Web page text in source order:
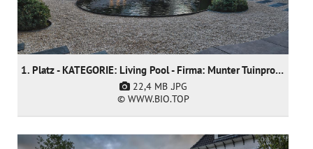
1. Platz - KATEGORIE: Living Pool - Firma: Munter Tuinprojecten
22,4 MB .JPG
© WWW.BIO.TOP